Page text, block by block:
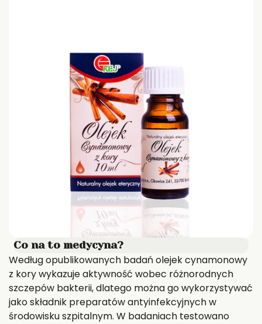
Co na to medycyna?
Według opublikowanych badań olejek cynamonowy
z kory wykazuje aktywność wobec różnorodnych
szczepów bakterii, dlatego można go wykorzystywać
jako składnik preparatów antyinfekcyjnych w
środowisku szpitalnym. W badaniach testowano